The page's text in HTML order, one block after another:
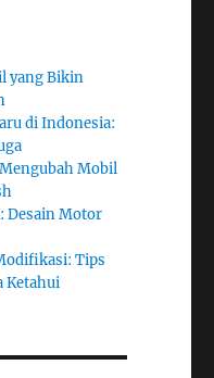
yang Bikin
di Indonesia:
Mobil
Desain Motor
Tips
Ketahui